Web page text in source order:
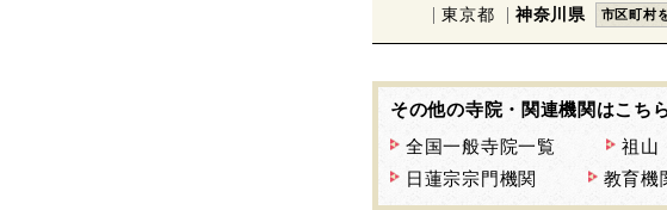
東京都 神奈川県 市区町村
その他の寺院・関連機関はこち
全国一般寺院一覧
祖山
日蓮宗宗門機関
教育機